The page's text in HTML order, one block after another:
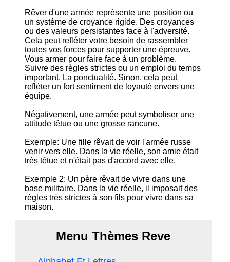
Rêver d'une armée représente une position ou
un système de croyance rigide. Des croyances
ou des valeurs persistantes face à l'adversité.
Cela peut refléter votre besoin de rassembler
toutes vos forces pour supporter une épreuve.
Vous armer pour faire face à un problème.
Suivre des règles strictes ou un emploi du temps
important. La ponctualité. Sinon, cela peut
refléter un fort sentiment de loyauté envers une
équipe.
Négativement, une armée peut symboliser une
attitude têtue ou une grosse rancune.
Exemple: Une fille rêvait de voir l'armée russe
venir vers elle. Dans la vie réelle, son amie était
très têtue et n'était pas d'accord avec elle.
Exemple 2: Un père rêvait de vivre dans une
base militaire. Dans la vie réelle, il imposait des
règles très strictes à son fils pour vivre dans sa
maison.
Menu Thèmes Reve